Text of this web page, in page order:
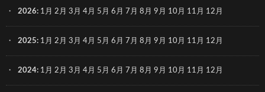
2026: 1月 2月 3月 4月 5月 6月 7月 8月 9月 10月 11月 12月
2025: 1月 2月 3月 4月 5月 6月 7月 8月 9月 10月 11月 12月
2024: 1月 2月 3月 4月 5月 6月 7月 8月 9月 10月 11月 12月